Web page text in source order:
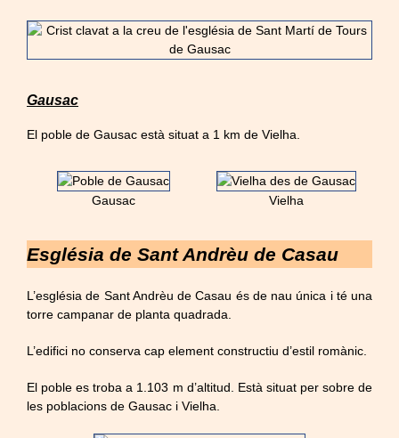
Gausac
El poble de Gausac està situat a 1 km de Vielha.
Gausac Vielha
Església de Sant Andrèu de Casau
L’església de Sant Andrèu de Casau és de nau única i té una
torre campanar de planta quadrada.
L’edifici no conserva cap element constructiu d’estil romànic.
El poble es troba a 1.103 m d’altitud. Està situat per sobre de
les poblacions de Gausac i Vielha.